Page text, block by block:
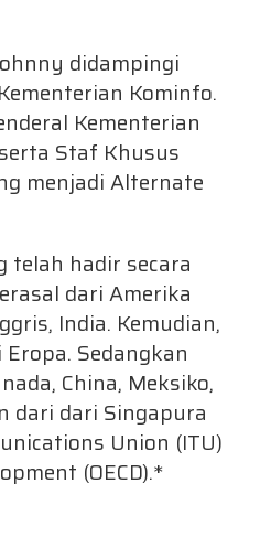
didampingi
Kominfo.
Kementerian
Staf Khusus
menjadi Alternate
telah hadir secara
dari Amerika
India. Kemudian,
Sedangkan
China, Meksiko,
dari dari Singapura
Union (ITU)
(OECD).*